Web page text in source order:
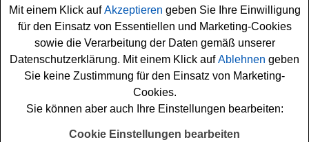
Falls Sie die schöne Italien Reise gewinnen möchten,
sollten Sie gleich an dem Lavazza Gewinnspiel
teilnehmen. Dafür müssen Sie nur kurz das kleine
Formular ausfüllen. Vielleicht haben Sie ja Glück?
Lavazza verlost eine Italien Reise an die
Mit einem Klick aufAkzeptieren geben Sie Ihre Einwilligung
für den Einsatz von Essentiellen und Marketing-Cookies
sowie die Verarbeitung der Daten gemäß unserer
Datenschutzerklärung. Mit einem Klick aufAblehnen geben
Sie keine Zustimmung für den Einsatz von Marketing-
Cookies.
Sie können aber auch Ihre Einstellungen bearbeiten:
Cookie Einstellungen bearbeiten